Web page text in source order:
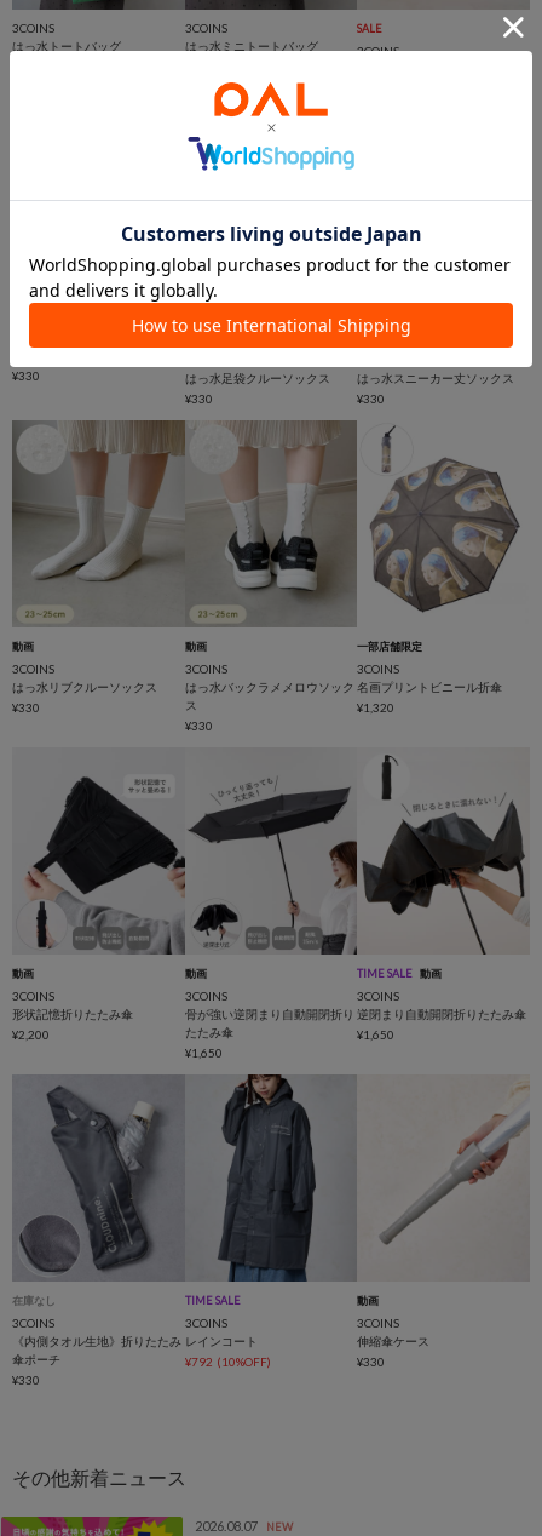
3COINS
はっ水トートバッグ
3COINS
はっ水ミニトートバッグ
SALE
3COINS
¥330
はっ水足袋クルーソックス
¥330
動画
はっ水スニーカー丈ソックス
¥330
動画
3COINS
はっ水リブクルーソックス
¥330
動画
3COINS
はっ水バックラメメロウソック
ス
¥330
一部店舗限定
3COINS
名画プリントビニール折傘
¥1,320
動画
3COINS
形状記憶折りたたみ傘
¥2,200
動画
3COINS
骨が強い逆閉まり自動開閉折り
たたみ傘
¥1,650
TIME SALE 動画
3COINS
逆閉まり自動開閉折りたたみ傘
¥1,650
在庫なし
3COINS
《内側タオル生地》折りたたみ
傘ポーチ
¥330
TIME SALE
3COINS
レインコート
¥792 (10%OFF)
動画
3COINS
伸縮傘ケース
¥330
2026.08.07 NEW